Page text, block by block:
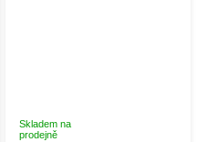
Skladem na
prodejně